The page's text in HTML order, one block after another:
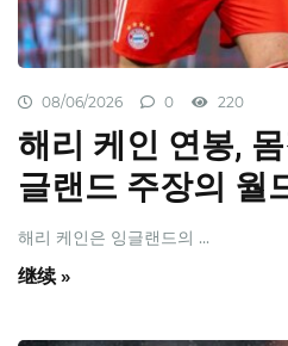
08/06/2026 0 220
해리 케인 연봉,
글랜드 주장의 월
해리 케인은 잉글랜드의 ...
继续 »